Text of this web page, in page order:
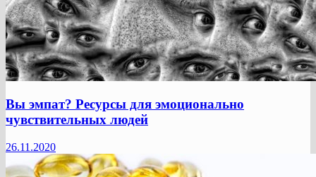
Вы эмпат? Ресурсы для эмоционально
чувствительных людей
26.11.2020